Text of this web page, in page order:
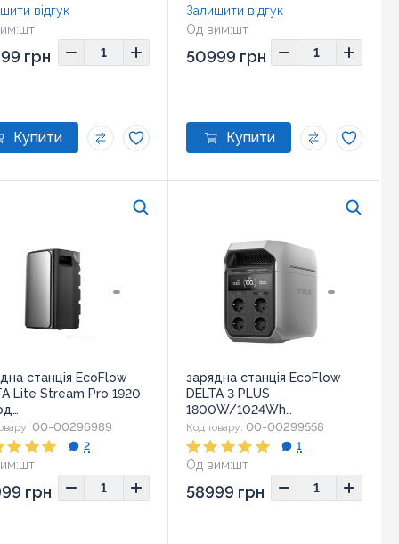
шт
49,7х24,2х30,5
відгук
грн
Од вим:шт
37,8х18,4х24
Залишити відгук
50999 грн
станція EcoFlow
Lite Stream Pro 1920
EU)
00-00296989
шт
284x255x458 мм
2
грн
зарядна станція EcoFlow
DELTA 3 PLUS
1800W/1024Wh
(EFDELTA3P-EU-AV)
Код товару: 00-00299558
Од вим:шт
398x200x284
1
58999 грн